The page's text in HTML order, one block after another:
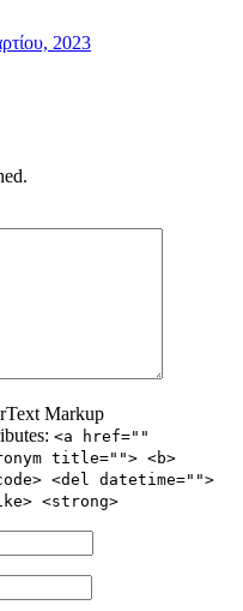
2023
Markup
<a href=""
title=""> <b>
<del datetime="">
<strong>